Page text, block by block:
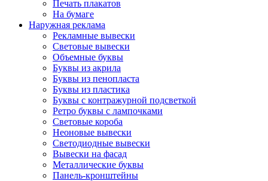
Печать плакатов
На бумаге
Наружная реклама
Рекламные вывески
Световые вывески
Объемные буквы
Буквы из акрила
Буквы из пенопласта
Буквы из пластика
Буквы с контражурной подсветкой
Ретро буквы с лампочками
Световые короба
Неоновые вывески
Светодиодные вывески
Вывески на фасад
Металлические буквы
Панель-кронштейны